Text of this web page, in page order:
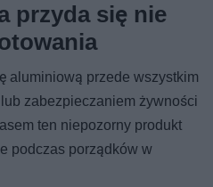
przyda się nie
aluminiową przede wszystkim
zabezpieczaniem żywności
ten niepozorny produkt
podczas porządków w